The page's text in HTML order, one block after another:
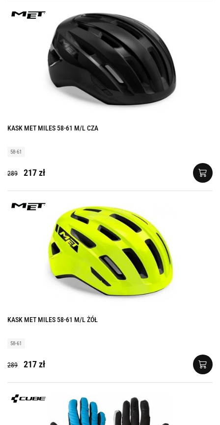
KASK MET MILES 58-61 M/L CZA
58-61
289 217 zł
KASK MET MILES 58-61 M/L ŻÓŁ
58-61
289 217 zł